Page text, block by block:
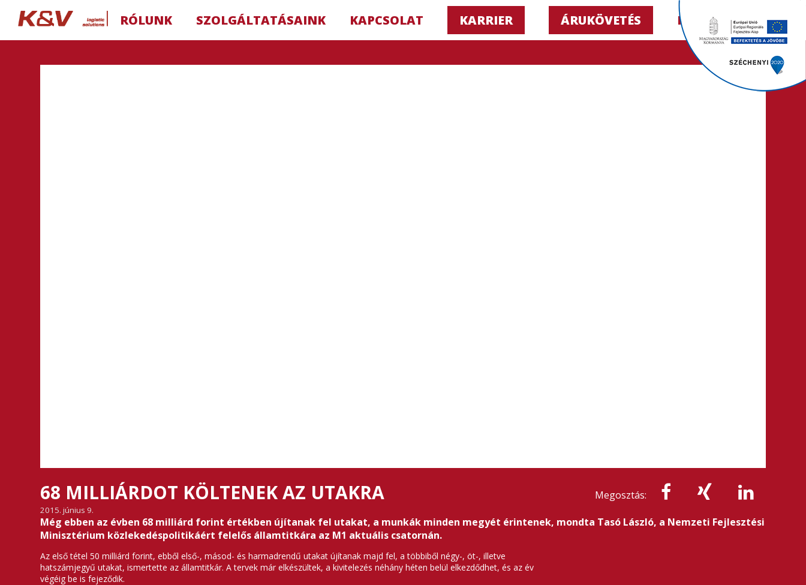
RÓLUNK SZOLGÁLTATÁSAINK KAPCSOLAT KARRIER ÁRUKÖVETÉS HU ▼
Megosztás:
68 MILLIÁRDOT KÖLTENEK AZ UTAKRA
2015. június 9.
Még ebben az évben 68 milliárd forint értékben újítanak fel utakat, a munkák minden megyét érintenek, mondta Tasó László, a Nemzeti Fejlesztési
Minisztérium közlekedéspolitikáért felelős államtitkára az M1 aktuális csatornán.
Az első tétel 50 milliárd forint, ebből első-, másod- és harmadrendű utakat újítanak majd fel, a többiből négy-, öt-, illetve
hatszámjegyű utakat, ismertette az államtitkár. A tervek már elkészültek, a kivitelezés néhány héten belül elkezdődhet, és az év
végéig be is fejeződik.